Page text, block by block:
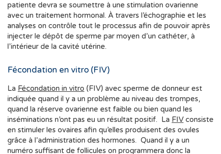
patiente devra se soumettre à une stimulation ovarienne
avec un traitement hormonal. À travers l’échographie et les
analyses on contrôle tout le processus afin de pouvoir après
injecter le dépôt de sperme par moyen d’un cathéter, à
l’intérieur de la cavité utérine.
Fécondation en vitro (FIV)
La Fécondation in vitro
indiquée quand il y a un problème au niveau des trompes,
quand la réserve ovarienne est faible ou bien quand les
inséminations n’ont pas eu un résultat positif. La FIV
en stimuler les ovaires afin qu’elles produisent des ovules
grâce à l’administration des hormones. Quand il y a un
numéro suffisant de follicules on programmera donc la